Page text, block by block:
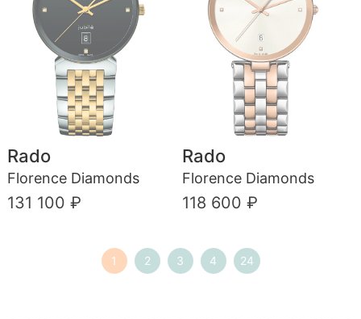
Rado
Florence Diamonds
131 100 ₽
Rado
Florence Diamonds
118 600 ₽
1 2 3 4 24